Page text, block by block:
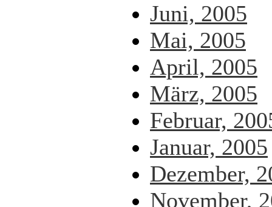
Juni, 2005
Mai, 2005
April, 2005
März, 2005
Februar,
Januar, 2005
Dezember,
November,